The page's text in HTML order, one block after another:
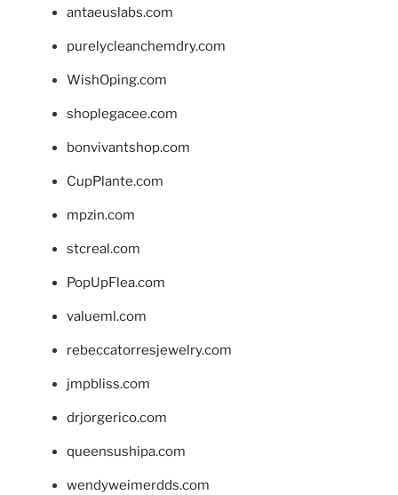
antaeuslabs.com
purelycleanchemdry.com
WishOping.com
shoplegacee.com
bonvivantshop.com
CupPlante.com
mpzin.com
stcreal.com
PopUpFlea.com
valueml.com
rebeccatorresjewelry.com
jmpbliss.com
drjorgerico.com
queensushipa.com
wendyweimerdds.com